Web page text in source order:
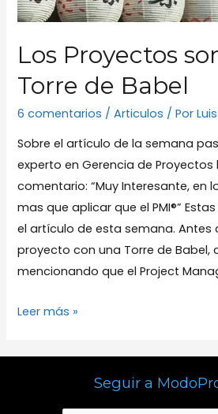
Los Proyectos
Torre de Babel
6 comentarios /Articulos / Por
Sobre el artículo de la semana
experto en Gerencia de Proyectos
comentario: “Muy Interesante, en
mas que aplicar que el PMI®”
el artículo de esta semana. Antes
proyecto con una Torre de Babel,
mencionando que el Project
Los
son
Leer más »
Seguir a